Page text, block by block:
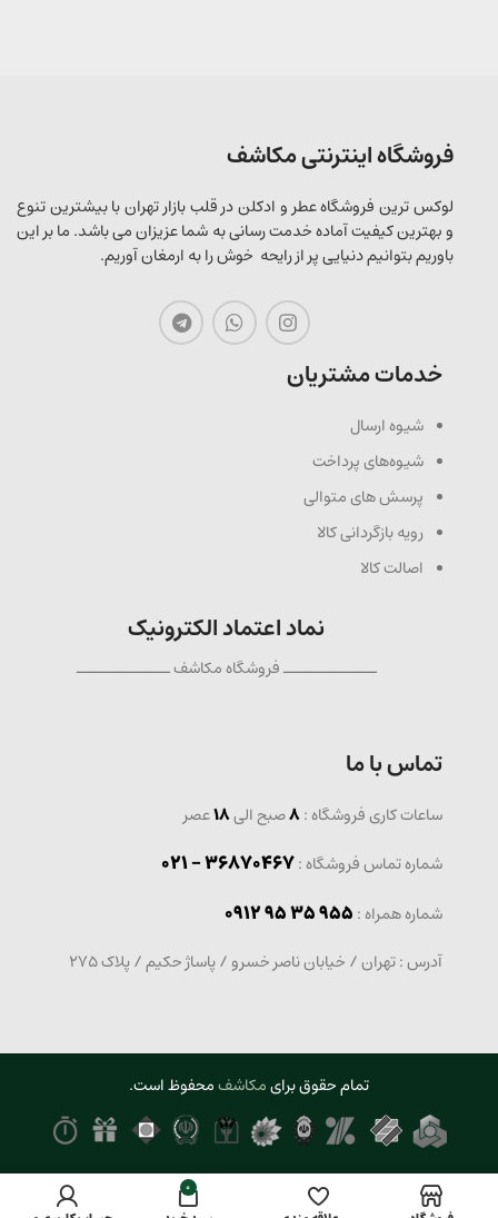
فروشگاه اینترنتی مکاشف
لوکس ترین فروشگاه عطر و ادکلن در قلب بازار تهران با بیشترین تنوع
و بهترین کیفیت آماده خدمت رسانی به شما عزیزان می باشد. ما بر این
باوریم بتوانیم دنیایی پر از رایحه خوش را به ارمغان آوریم.
خدمات مشتریان
شیوه ارسال
شیوه‌های پرداخت
پرسش های متوالی
رویه بازگردانی کالا
اصالت کالا
نماد اعتماد الکترونیک
ــــــــــــــ فروشگاه مکاشف ــــــــــــــ
تماس با ما
ساعات کاری فروشگاه :8صبح الی18عصر
شماره تماس فروشگاه :36870467 - 021
0912 95 35 955 : شماره همراه
آدرس : تهران / خیابان ناصر خسرو / پاساژ حکیم / پلاک 275
تمام حقوق برایمکاشفمحفوظ است.
0